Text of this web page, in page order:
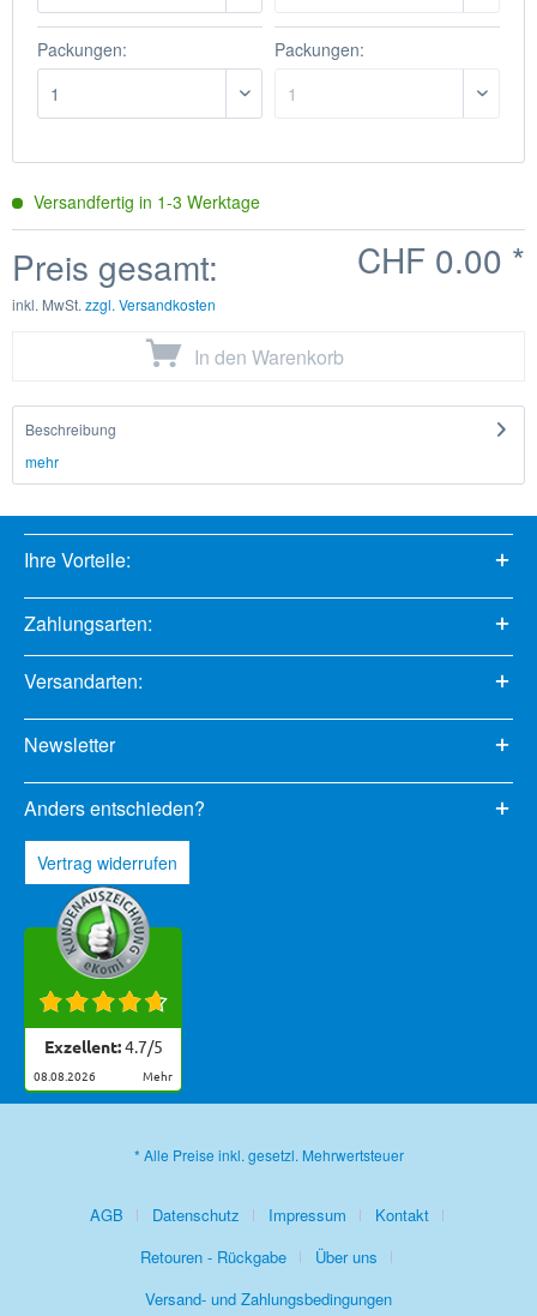
Packungen: Packungen:
Versandfertig in 1-3 Werktage
Preis gesamt: CHF 0.00 *
inkl. MwSt. zzgl. Versandkosten
In den Warenkorb
Beschreibung
mehr
Ihre Vorteile:
Zahlungsarten:
Versandarten:
Newsletter
Anders entschieden?
Vertrag widerrufen
Exzellent:4.7/5
08.08.2026 mehr
* Alle Preise inkl. gesetzl. Mehrwertsteuer
AGB Datenschutz Impressum
Kontakt
Retouren - Rückgabe
Über uns
Versand- und Zahlungsbedingungen